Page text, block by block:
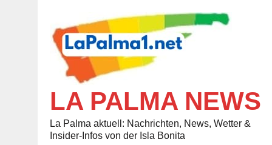
LA PALMA NEWS
La Palma aktuell: Nachrichten, News, Wetter &
Insider-Infos von der Isla Bonita